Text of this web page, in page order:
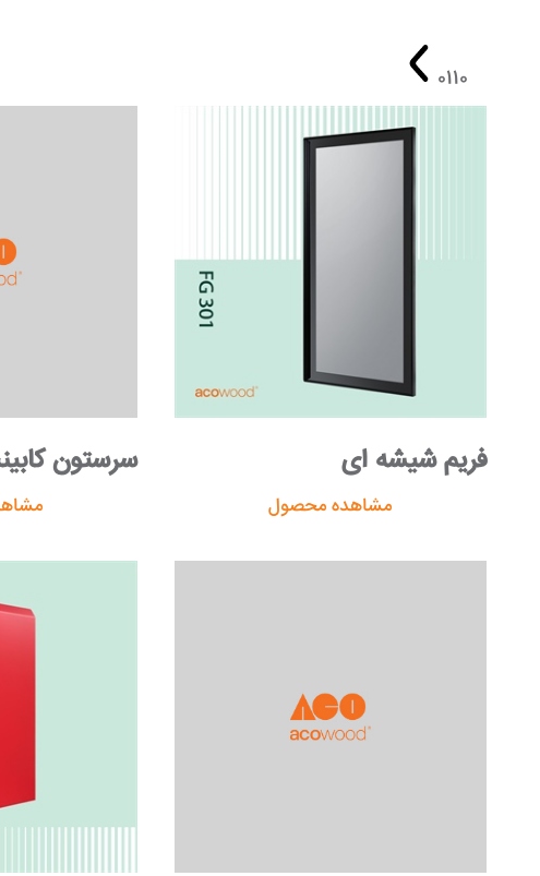
10
01
فریم شیشه ای
مشاهده محصول
سرستون